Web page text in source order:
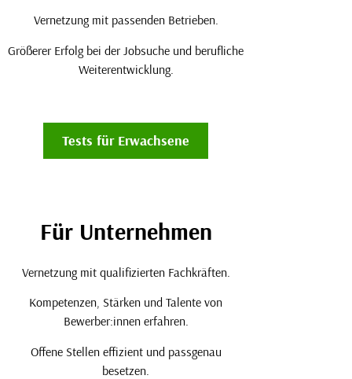
Vernetzung mit passenden Betrieben.
Größerer Erfolg bei der Jobsuche und berufliche
Weiterentwicklung.
Tests für Erwachsene
Für Unternehmen
Vernetzung mit qualifizierten Fachkräften.
Kompetenzen, Stärken und Talente von
Bewerber:innen erfahren.
Offene Stellen effizient und passgenau
besetzen.